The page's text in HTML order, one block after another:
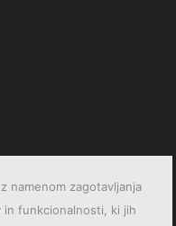
namenom zagotavljanja
funkcionalnosti, ki jih